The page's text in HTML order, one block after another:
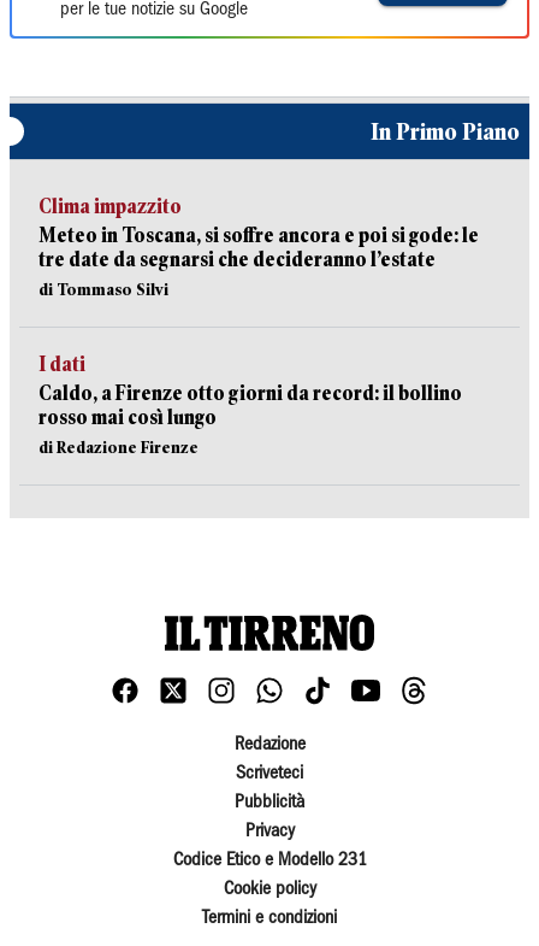
per le tue notizie su Google
In Primo Piano
Clima impazzito
Meteo in Toscana, si soffre ancora e poi si gode: le
tre date da segnarsi che decideranno l’estate
di Tommaso Silvi
I dati
Caldo, a Firenze otto giorni da record: il bollino
rosso mai così lungo
di Redazione Firenze
Redazione
Scriveteci
Pubblicità
Privacy
Codice Etico e Modello 231
Cookie policy
Termini e condizioni